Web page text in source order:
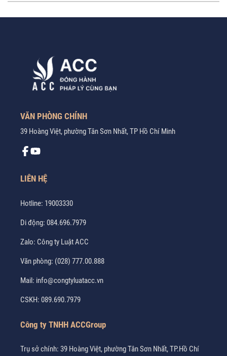
VĂN PHÒNG CHÍNH
39 Hoàng Việt, phường Tân Sơn Nhất, TP Hồ Chí Minh
LIÊN HỆ
Hotline: 19003330
Di động: 084.696.7979
Zalo: Công ty Luật ACC
Văn phòng: (028) 777.00.888
Mail: info@congtyluatacc.vn
CSKH: 089.690.7979
Công ty TNHH ACCGroup
Trụ sở chính: 39 Hoàng Việt, phường Tân Sơn Nhất, TP.Hồ Chí